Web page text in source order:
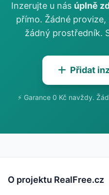
Inzerujte u nás úplně
přímo. Žádné
žádný prostředník.
Přidat
⚡ Garance 0 Kč navždy.
O projektu RealFree.cz